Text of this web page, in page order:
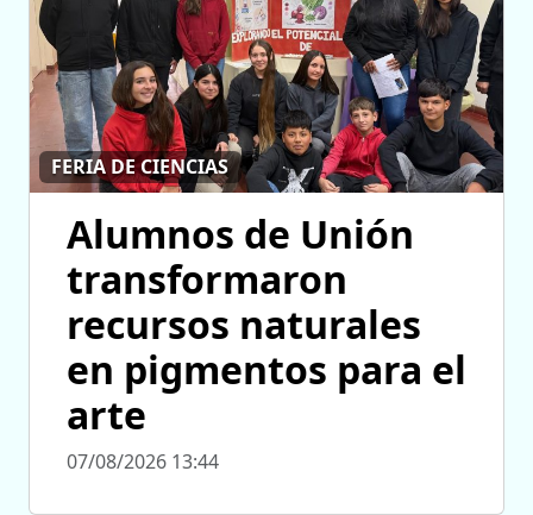
FERIA DE CIENCIAS
Alumnos de Unión
transformaron
recursos naturales
en pigmentos para el
arte
07/08/2026 13:44